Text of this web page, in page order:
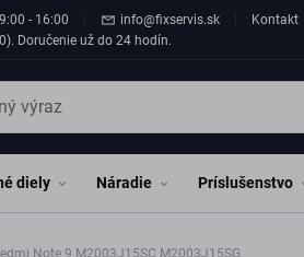
- 16:00 info@fixservis.sk
Kontakt
Doručenie už do 24 hodín.
diely Náradie Príslušenstvo
Note 9 M2003J15SC M2003J15SG